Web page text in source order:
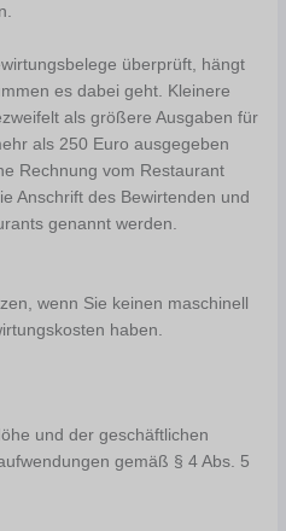
überprüft, hängt
es dabei geht. Kleinere
als größere Ausgaben für
als 250 Euro ausgegeben
Rechnung vom Restaurant
Anschrift des Bewirtenden und
genannt werden.
wenn Sie keinen maschinell
haben.
und der geschäftlichen
gemäß § 4 Abs. 5